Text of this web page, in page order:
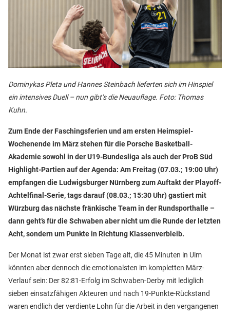
Dominykas Pleta und Hannes Steinbach lieferten sich im Hinspiel
ein intensives Duell – nun gibt’s die Neuauflage. Foto: Thomas
Kuhn.
Zum Ende der Faschingsferien und am ersten Heimspiel-
Wochenende im März stehen für die Porsche Basketball-
Akademie sowohl in der U19-Bundesliga als auch der ProB Süd
Highlight-Partien auf der Agenda: Am Freitag (07.03.; 19:00 Uhr)
empfangen die Ludwigsburger Nürnberg zum Auftakt der Playoff-
Achtelfinal-Serie, tags darauf (08.03.; 15:30 Uhr) gastiert mit
Würzburg das nächste fränkische Team in der Rundsporthalle –
dann geht’s für die Schwaben aber nicht um die Runde der letzten
Acht, sondern um Punkte in Richtung Klassenverbleib.
Der Monat ist zwar erst sieben Tage alt, die 45 Minuten in Ulm
könnten aber dennoch die emotionalsten im kompletten März-
Verlauf sein: Der 82:81-Erfolg im Schwaben-Derby mit lediglich
sieben einsatzfähigen Akteuren und nach 19-Punkte-Rückstand
waren endlich der verdiente Lohn für die Arbeit in den vergangenen